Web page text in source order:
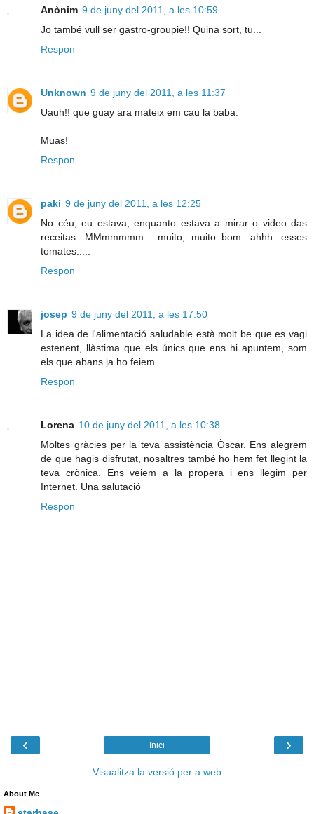
Anònim 9 de juny del 2011, a les 10:59
Jo també vull ser gastro-groupie!! Quina sort, tu...
Respon
Unknown 9 de juny del 2011, a les 11:37
Uauh!! que guay ara mateix em cau la baba.
Muas!
Respon
paki 9 de juny del 2011, a les 12:25
No céu, eu estava, enquanto estava a mirar o video das
receitas. MMmmmmm... muito, muito bom. ahhh. esses
tomates.....
Respon
josep 9 de juny del 2011, a les 17:50
La idea de l'alimentació saludable està molt be que es vagi
estenent, llàstima que els únics que ens hi apuntem, som
els que abans ja ho feiem.
Respon
Lorena 10 de juny del 2011, a les 10:38
Moltes gràcies per la teva assistència Òscar. Ens alegrem
de que hagis disfrutat, nosaltres també ho hem fet llegint la
teva crònica. Ens veiem a la propera i ens llegim per
Internet. Una salutació
Respon
‹ ›
Inici
Visualitza la versió per a web
About Me